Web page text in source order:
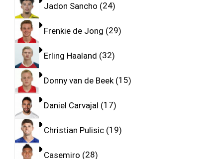
Jadon Sancho 24
Frenkie de Jong 29
Erling Haaland 32
Donny van de Beek 15
Daniel Carvajal 17
Christian Pulisic 19
Casemiro 28